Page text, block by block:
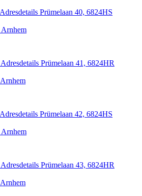
Adresdetails Prümelaan 40, 6824HS
Adresdetails Prümelaan 41, 6824HR
Adresdetails Prümelaan 42, 6824HS
Adresdetails Prümelaan 43, 6824HR